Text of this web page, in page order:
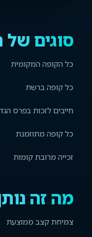
סוגים של
כל הקופה המקומית
כל קופה ברשת
חייבים לזכות בפרס
כל קופה מתוזמנת
זכייה מרובת קומות
מה זה
צמיחת קצב ממוצעת